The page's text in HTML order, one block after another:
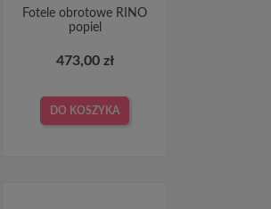
Fotele obrotowe RINO
popiel
473,00 zł
DO KOSZYKA